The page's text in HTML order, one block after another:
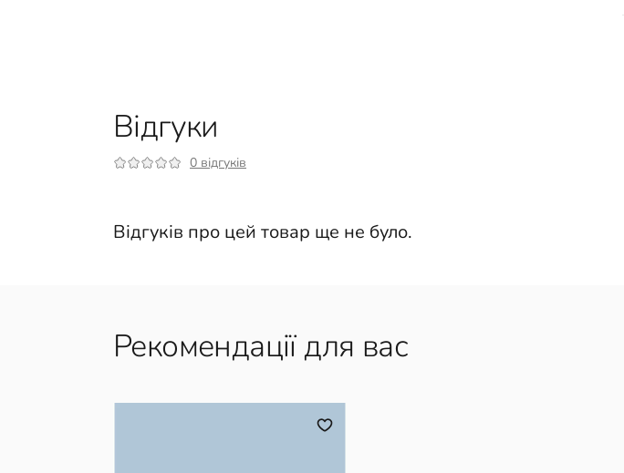
Відгуки
0 відгуків
Відгуків про цей товар ще не було.
Рекомендації для вас